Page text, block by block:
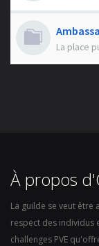
La place
À propos
La guilde se veut être
respect des individus
challenges PVE